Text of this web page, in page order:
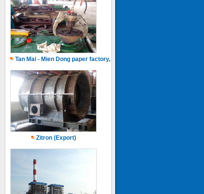
Tan Mai - Mien Dong paper factory, Capacity of 150.000 ton.years
Zitron (Export)